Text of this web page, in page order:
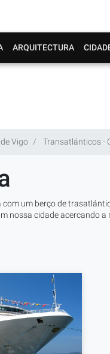
ARQUITECTURA
Vigo Transatlánticos -
com um berço de
nossa cidade acercando